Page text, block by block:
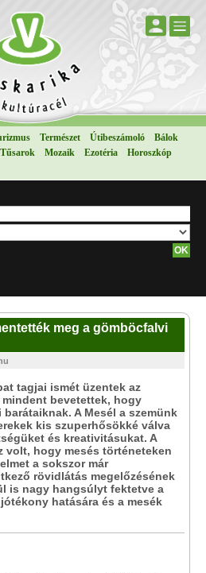
Természet Útibeszámoló
Bálok
Tűsarok Mozaik Ezotéria
Horoszkóp
meg a gömböcfalvi
tagjai ismét üzentek az
bevetettek, hogy
A Mesél a szemünk
kis szuperhősökké válva
és kreativitásukat. A
volt, hogy mesés történeteken
a sokszor már
rövidlátás megelőzésének
is nagy hangsúlyt fektetve a
hatására és a mesék